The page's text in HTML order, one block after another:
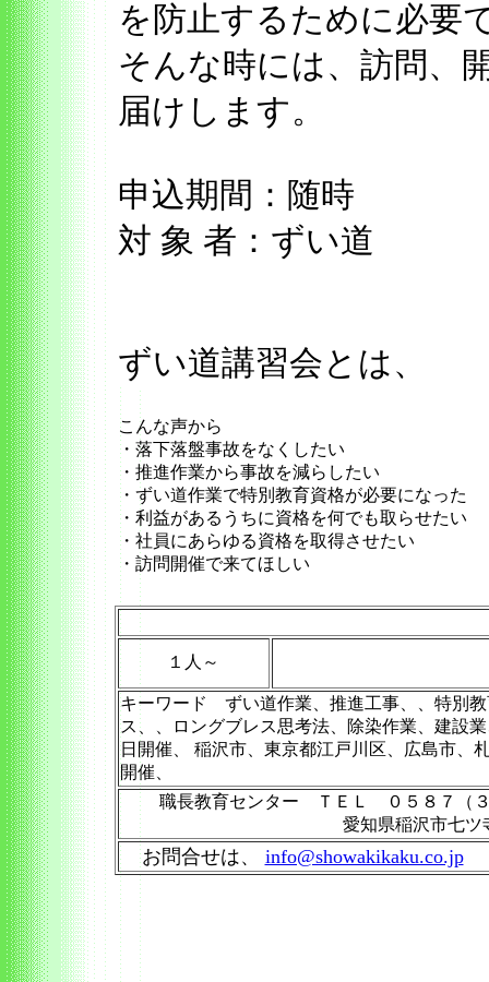
を防止するために必要
そんな時には、訪問、
届けします。
申込期間：随時
対 象 者：ずい道
ずい道講習会とは、
こんな声から
・落下落盤事故をなくしたい
・推進作業から事故を減らしたい
・ずい道作業で特別教育資格が必要になった
・利益があるうちに資格を何でも取らせたい
・社員にあらゆる資格を取得させたい
・訪問開催で来てほしい
１人～
キーワード ずい道作業、推進工事、、特別
ス、、ロングブレス思考法、除染作業、建設
日開催、 稲沢市、東京都江戸川区、広島市、
開催、
職長教育センター ＴＥＬ ０５８７（
愛知県稲沢市七
お問合せは、 info@showakikaku.co.jp